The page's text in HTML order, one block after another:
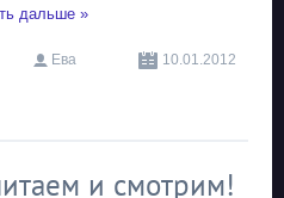
дальше »
Ева
10.01.2012
и смотрим!